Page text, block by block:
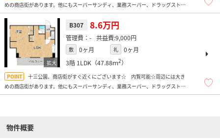
めの商店街があります。他にもスーパーサンディ、業務スーパー、ドラッグストア
多数、飲食店多数、コンビニ多数、ドン・キホーテなどがあり、便利ですよ！
B307 8.6万円
- 9,000円
敷 0ヶ月 礼
0ヶ月
3階 1LDK（47.88ｍ2）
十三公園、商店街がすぐ近くにございます☆ 内覧可能☆周辺には大き
めの商店街があります。他にもスーパーサンディ、業務スーパー、ドラッグストア
多数、飲食店多数、コンビニ多数、ドン・キホーテなどがあり、便利ですよ！
物件概要